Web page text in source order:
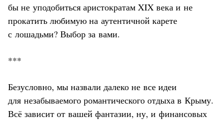
бы не уподобиться аристократам XIX века и не
прокатить любимую на аутентичной карете
с лошадьми? Выбор за вами.
***
Безусловно, мы назвали далеко не все идеи
для незабываемого романтического отдыха в Крыму.
Всё зависит от вашей фантазии, ну, и финансовых